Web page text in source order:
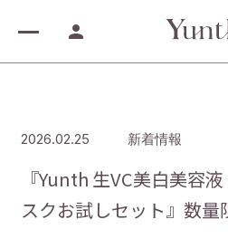
2026.02.25 新着情報
『Yunth 生VC美白美容
スクお試しセット』数量
White care
生VCシートマスク
クッションファンデーシ
Aging care
生VAダーマ美容液
生VAシートマスク
Soothing care